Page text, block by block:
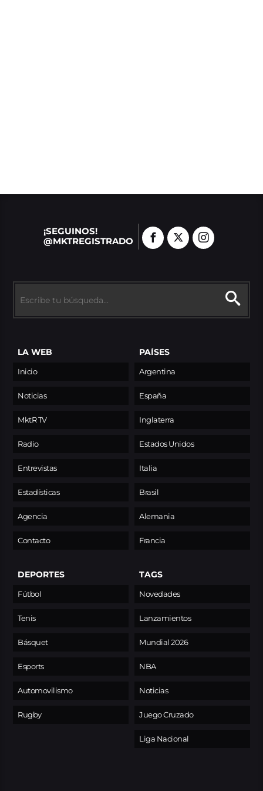
¡SEGUINOS!
@MKTREGISTRADO
LA WEB
Inicio
Noticias
MktR TV
Radio
Entrevistas
Estadísticas
Agencia
Contacto
PAÍSES
Argentina
España
Inglaterra
Estados Unidos
Italia
Brasil
Alemania
Francia
DEPORTES
Fútbol
Tenis
Básquet
Esports
Automovilismo
Rugby
TAGS
Novedades
Lanzamientos
Mundial 2026
NBA
Noticias
Juego Cruzado
Liga Nacional